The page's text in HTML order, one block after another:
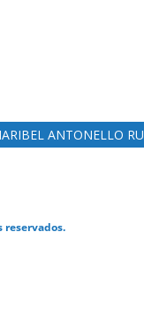
ANTONELLO
reservados.